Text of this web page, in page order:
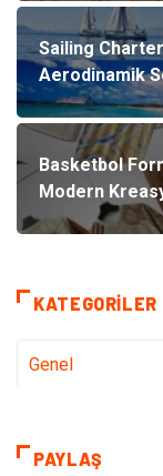
Sailing
Aerodinamik
Basketbol
Modern
KATEGORILER
Genel
PAYLAŞ